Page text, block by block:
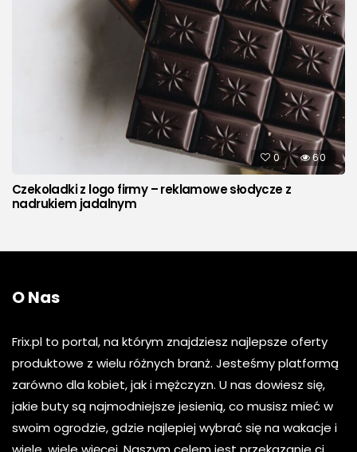
0 60
Czekoladki z logo firmy – reklamowe słodycze z
nadrukiem jadalnym
O Nas
Frix.pl to portal, na którym znajdziesz najlepsze oferty
produktowe z wielu różnych branż. Jesteśmy platformą
zarówno dla kobiet, jak i mężczyzn. U nas dowiesz się,
jakie buty są najmodniejsze jesienią, co musisz mieć w
swoim ogrodzie, gdzie najlepiej wybrać się na wakacje i